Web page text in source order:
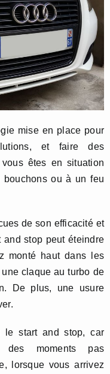
mise en place pour
et faire des
êtes en situation
bouchons ou à un feu
de son efficacité et
and stop peut éteindre
monté haut dans les
claque au turbo de
De plus, une usure
le start and stop, car
des moments pas
lorsque vous arrivez